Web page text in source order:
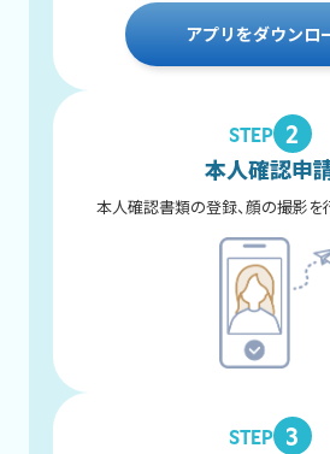
アプリをダウンロ
STEP 2
本人確認申
本人確認書類の登録、顔の撮影を
STEP 3